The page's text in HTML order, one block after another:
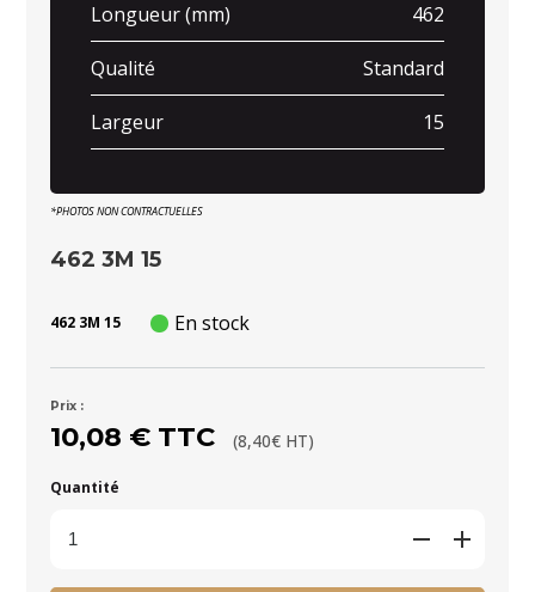
Longueur (mm) 462
Qualité Standard
Largeur 15
*PHOTOS NON CONTRACTUELLES
462 3M 15
462 3M 15 En stock
Prix :
10,08 € TTC (8,40€ HT)
Quantité